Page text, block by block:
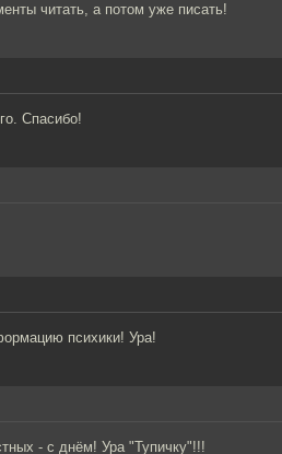
читать, а потом уже писать!
Спасибо!
психики! Ура!
- с днём! Ура "Тупичку"!!!